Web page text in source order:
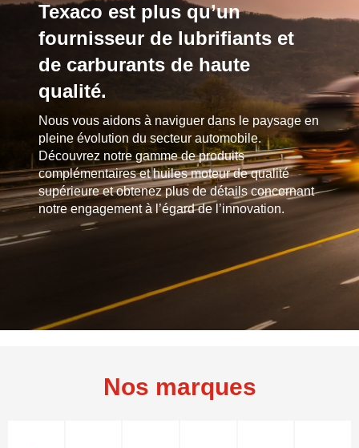
Texaco est plus qu’un
fournisseur de lubrifiants et
de carburants de haute
qualité.
Nous vous aidons à naviguer dans le paysage en
pleine évolution du secteur automobile.
Découvrez notre gamme de produits
complémentaires et huiles moteur de qualité
supérieure et obtenez plus de détails concernant
notre engagement à l’égard de l’innovation.
Nos marques